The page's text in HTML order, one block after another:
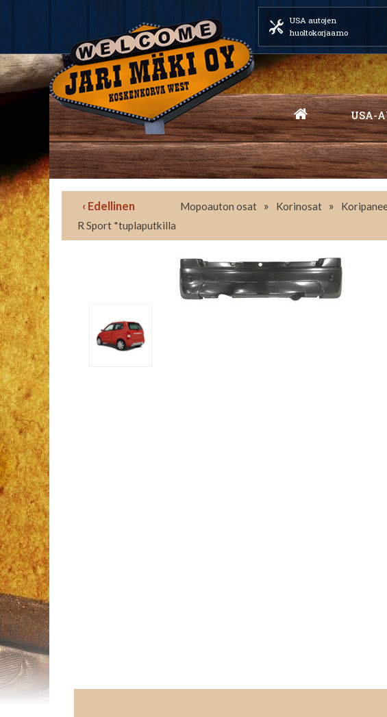
USA autojen
huoltokorjaamo
USA-
‹ Edellinen Mopoauton osat » Korinosat »
R Sport *tuplaputkilla